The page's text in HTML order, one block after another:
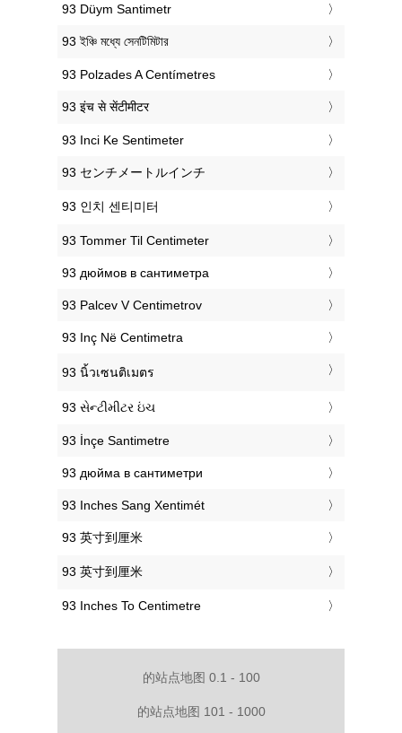
‎93 Düym Santimetr
‎93 ইঞ্চি মধ্যে সেনটিমিটার
‎93 Polzades A Centímetres
‎93 इंच से सेंटीमीटर
‎93 Inci Ke Sentimeter
‎93 センチメートルインチ
‎93 인치 센티미터
‎93 Tommer Til Centimeter
‎93 дюймов в сантиметра
‎93 Palcev V Centimetrov
‎93 Inç Në Centimetra
‎93 นิ้วเซนติเมตร
‎93 સેન્ટીમીટર ઇંચ
‎93 İnçe Santimetre
‎93 дюйма в сантиметри
‎93 Inches Sang Xentimét
‎93 英寸到厘米
‎93 英寸到厘米
‎93 Inches To Centimetre
的站点地图 0.1 - 100
的站点地图 101 - 1000